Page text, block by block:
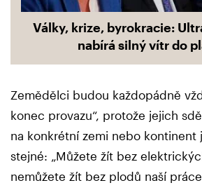
Války, krize, byrokracie:
nabírá silný vítr do
Zemědělci budou každopádně
konec provazu“, protože jejich
na konkrétní zemi nebo kontinent
stejné: „Můžete žít bez
nemůžete žít bez plodů naší